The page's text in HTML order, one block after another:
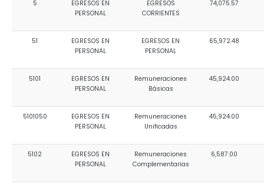
Convocatorias
GESTIÓN ADMINISTRATIVA
Plan Anual Contratación - PAC
Convenios Institucionales
PRESUPUESTO: EJECUCIÓN Y REPORTES
Cédulas presupuestarias y balances
5
EGRESOS EN
PERSONAL
EGRESOS
CORRIENTES
74,075.57
51
EGRESOS EN
PERSONAL
EGRESOS EN
PERSONAL
65,972.48
5101
EGRESOS EN
PERSONAL
Remuneraciones
Básicas
45,924.00
5101050
EGRESOS EN
PERSONAL
Remuneraciones
Unificadas
45,924.00
5102
EGRESOS EN
PERSONAL
Remuneraciones
Complementarias
6,587.00